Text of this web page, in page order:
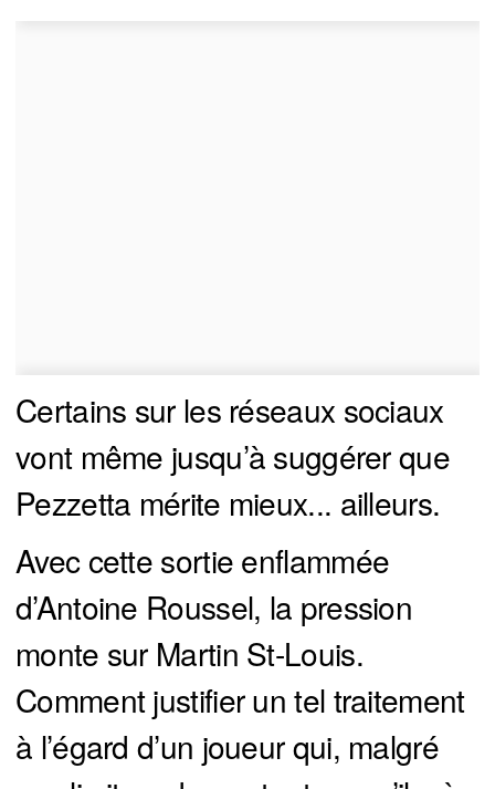
Certains sur les réseaux sociaux
vont même jusqu’à suggérer que
Pezzetta mérite mieux... ailleurs.
Avec cette sortie enflammée
d’Antoine Roussel, la pression
monte sur Martin St-Louis.
Comment justifier un tel traitement
à l’égard d’un joueur qui, malgré